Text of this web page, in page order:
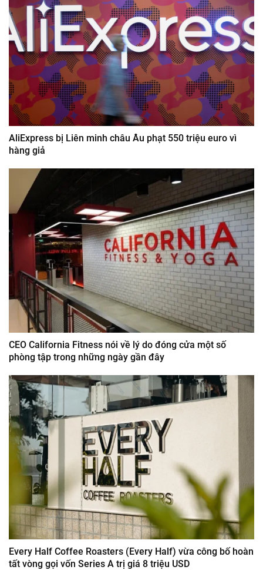
AliExpress bị Liên minh châu Âu phạt 550 triệu euro vì
hàng giả
CEO California Fitness nói về lý do đóng cửa một số
phòng tập trong những ngày gần đây
Every Half Coffee Roasters (Every Half) vừa công bố hoàn
tất vòng gọi vốn Series A trị giá 8 triệu USD